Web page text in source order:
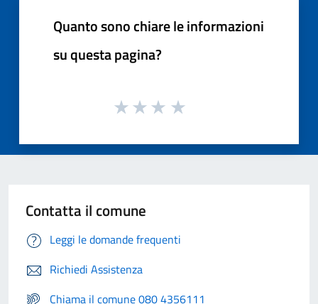
Quanto sono chiare le informazioni
su questa pagina?
Contatta il comune
Leggi le domande frequenti
Richiedi Assistenza
Chiama il comune 080 4356111